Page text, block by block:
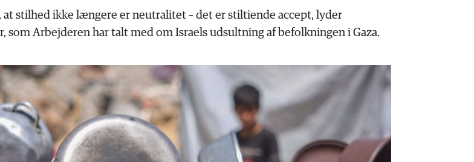
at stilhed ikke længere er neutralitet – det er stiltiende accept, lyder
som Arbejderen har talt med om Israels udsultning af befolkningen i Gaza.